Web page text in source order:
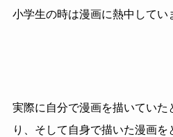
小学生の時は漫画に熱中してい
実際に自分で漫画を描いていた
り、そして自身で描いた漫画を